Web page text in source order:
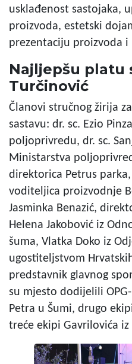
usklađenost sastojaka,
proizvoda, estetski
prezentaciju proizvoda
Najljepšu platu
Turčinović
Članovi stručnog žirija
sastavu: dr. sc. Ezio
poljoprivredu, dr. sc.
Ministarstva
direktorica Petrus
voditeljica proizvodnje
Jasminka Benazić,
Helena Jakobović iz
šuma, Vlatka Doko iz
ugostiteljstvom
predstavnik glavnog
su mjesto dodijelili
Petra u Šumi, drugo
treće ekipi Gavrilovića iz